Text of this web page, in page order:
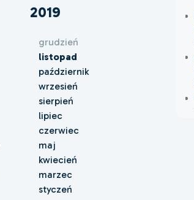
2019
grudzień
listopad
październik
wrzesień
sierpień
lipiec
czerwiec
maj
kwiecień
marzec
styczeń